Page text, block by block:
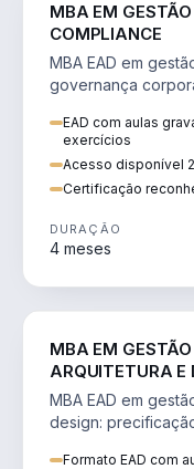
MBA EM
COMPLIANCE
MBA EAD em
governança
EAD com aulas
exercícios
Acesso disponível
Certificação
DURAÇÃO
4 meses
MBA EM
ARQUITETURA E
MBA EAD em
design:
Formato EAD com